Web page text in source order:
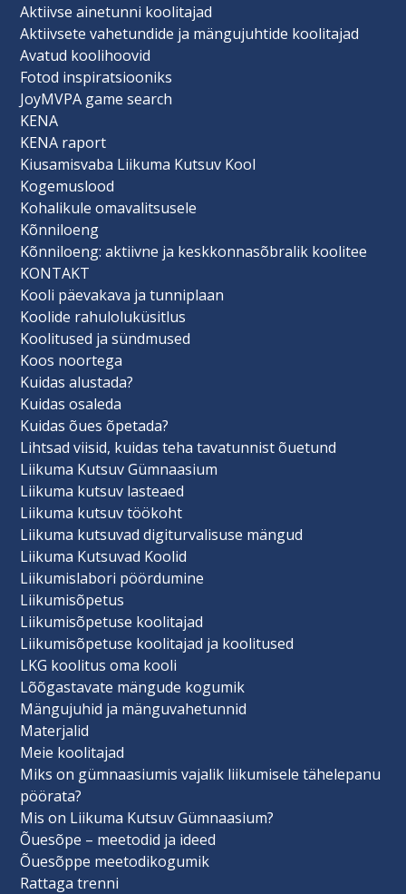
Aktiivse ainetunni koolitajad
Aktiivsete vahetundide ja mängujuhtide koolitajad
Avatud koolihoovid
Fotod inspiratsiooniks
JoyMVPA game search
KENA
KENA raport
Kiusamisvaba Liikuma Kutsuv Kool
Kogemuslood
Kohalikule omavalitsusele
Kõnniloeng
Kõnniloeng: aktiivne ja keskkonnasõbralik koolitee
KONTAKT
Kooli päevakava ja tunniplaan
Koolide rahuloluküsitlus
Koolitused ja sündmused
Koos noortega
Kuidas alustada?
Kuidas osaleda
Kuidas õues õpetada?
Lihtsad viisid, kuidas teha tavatunnist õuetund
Liikuma Kutsuv Gümnaasium
Liikuma kutsuv lasteaed
Liikuma kutsuv töökoht
Liikuma kutsuvad digiturvalisuse mängud
Liikuma Kutsuvad Koolid
Liikumislabori pöördumine
Liikumisõpetus
Liikumisõpetuse koolitajad
Liikumisõpetuse koolitajad ja koolitused
LKG koolitus oma kooli
Lõõgastavate mängude kogumik
Mängujuhid ja mänguvahetunnid
Materjalid
Meie koolitajad
Miks on gümnaasiumis vajalik liikumisele tähelepanu
pöörata?
Mis on Liikuma Kutsuv Gümnaasium?
Õuesõpe – meetodid ja ideed
Õuesõppe meetodikogumik
Rattaga trenni